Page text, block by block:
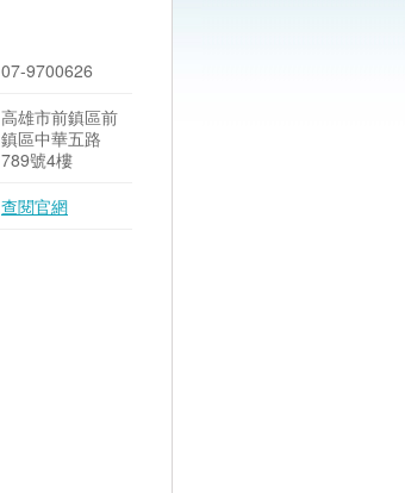
07-9700626
高雄市前鎮區前
鎮區中華五路
789號4樓
查閱官網